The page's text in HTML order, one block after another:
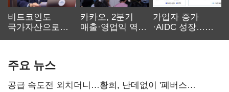
비트코인도
국가자산으로…'
카카오, 2분기
매출·영업익 역대
가입자 증가
·AIDC 성장…
주요 뉴스
공급 속도전 외치더니…황희, 난데없이 '폐버스